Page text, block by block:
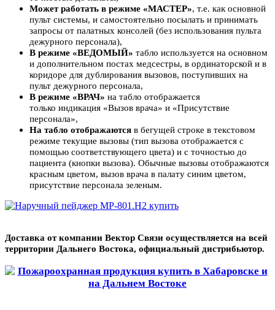
Может работать в режиме «МАСТЕР», т.е. как основной
пульт системы, и самостоятельно посылать и принимать
запросы от палатных консолей (без использования пульта
дежурного персонала),
В режиме «ВЕДОМЫЙ» табло используется на основном
и дополнительном постах медсестры, в ординаторской и в
коридоре для дублирования вызовов, поступивших на
пульт дежурного персонала,
В режиме «ВРАЧ» на табло отображается
только индикация «Вызов врача» и «Присутствие
персонала»,
На табло отображаются в бегущей строке в текстовом
режиме текущие вызовы (тип вызова отображается с
помощью соответствующего цвета) и с точностью до
пациента (кнопки вызова). Обычные вызовы отображаются
красным цветом, вызов врача в палату синим цветом,
присутствие персонала зеленым.
Доставка от компании Вектор Связи осуществляется на всей
территории Дальнего Востока, официальный дистрибьютор.